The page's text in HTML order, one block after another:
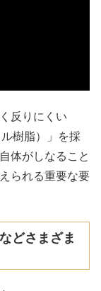
反りにくい
樹脂）」を採
体がしなること
られる重要な要
どさまざま